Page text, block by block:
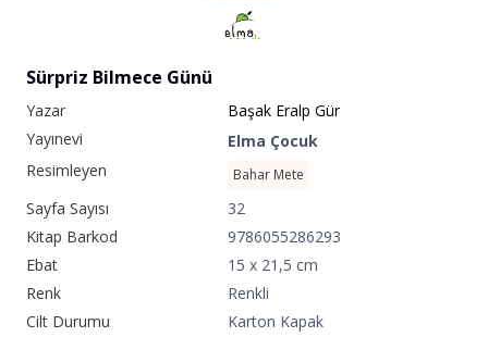
Sürpriz Bilmece Günü
Yazar
Başak Eralp Gür
Yayınevi
Elma Çocuk
Resimleyen
Bahar Mete
Sayfa Sayısı
32
Kitap Barkod
9786055286293
Ebat
15 x 21,5 cm
Renk
Renkli
Cilt Durumu
Karton Kapak